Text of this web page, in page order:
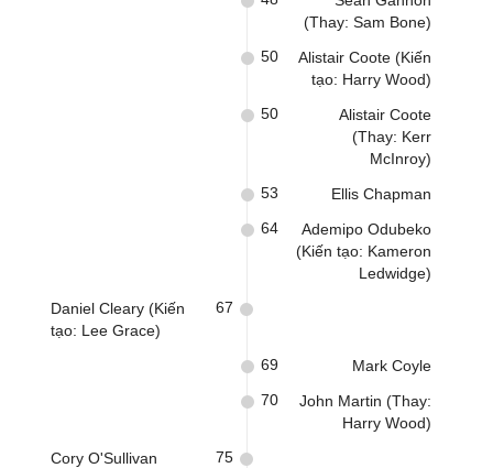
(Thay: Sam Bone)
Alistair Coote (Kiến
tạo: Harry Wood)
50
Alistair Coote
(Thay: Kerr
McInroy)
50
Ellis Chapman
53
Ademipo Odubeko
(Kiến tạo: Kameron
Ledwidge)
64
Daniel Cleary (Kiến
tạo: Lee Grace)
67
Mark Coyle
69
John Martin (Thay:
Harry Wood)
70
Cory O'Sullivan
75